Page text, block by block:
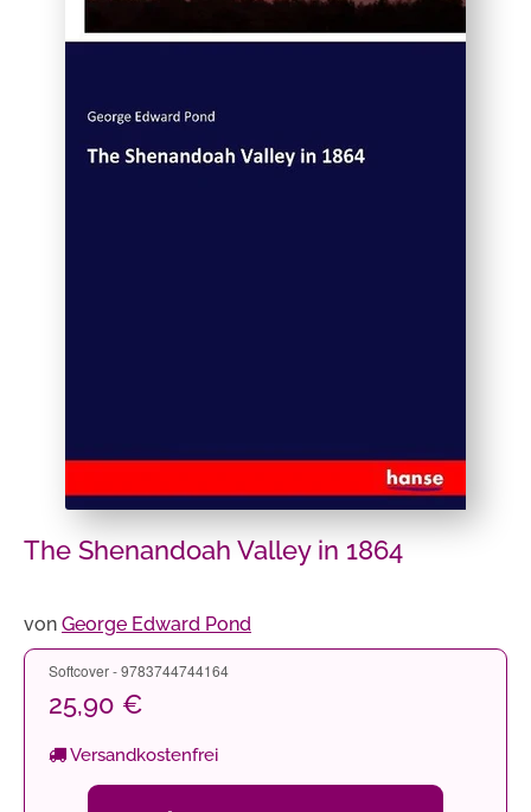
The Shenandoah Valley in 1864
von George Edward Pond
Softcover - 9783744744164
25,90 €
Versandkostenfrei